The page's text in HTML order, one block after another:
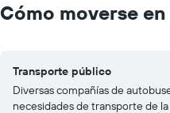
Cómo moverse
Transporte público
Diversas compañías de
necesidades de transporte de